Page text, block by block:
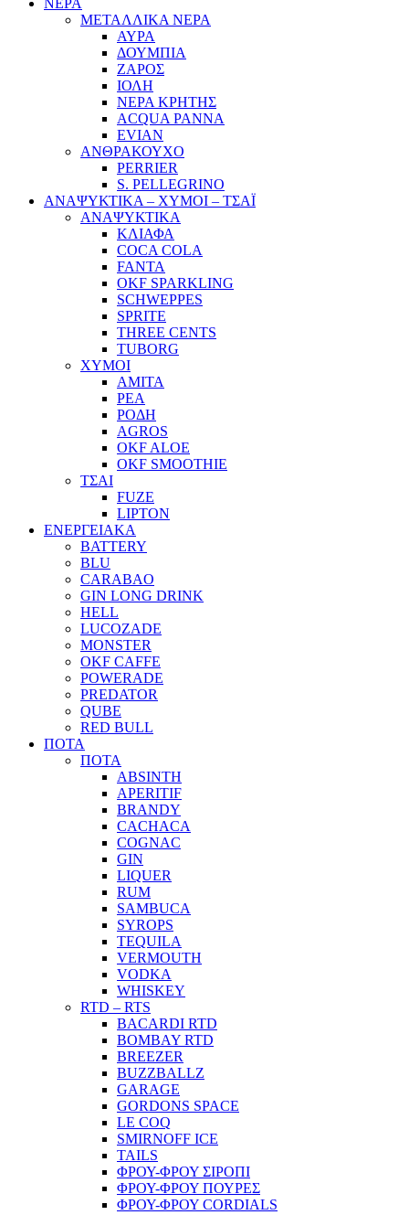
ΝΕΡΑ
ΜΕΤΑΛΛΙΚΑ ΝΕΡΑ
ΑΥΡΑ
ΔΟΥΜΠΙΑ
ΖΑΡΟΣ
ΙΟΛΗ
ΝΕΡΑ ΚΡΗΤΗΣ
ACQUA PANNA
EVIAN
ΑΝΘΡΑΚΟΥΧΟ
PERRIER
S. PELLEGRINO
ΑΝΑΨΥΚΤΙΚΑ – ΧΥΜΟΙ – ΤΣΑΪ
ΑΝΑΨΥΚΤΙΚΑ
ΚΛΙΑΦΑ
COCA COLA
FANTA
OKF SPARKLING
SCHWEPPES
SPRITE
THREE CENTS
TUBORG
ΧΥΜΟΙ
ΑΜΙΤΑ
ΡΕΑ
ΡΟΔΗ
AGROS
OKF ALOE
OKF SMOOTHIE
ΤΣΑΙ
FUZE
LIPTON
ΕΝΕΡΓΕΙΑΚΑ
BATTERY
BLU
CARABAO
GIN LONG DRINK
HELL
LUCOZADE
MONSTER
OKF CAFFE
POWERADE
PREDATOR
QUBE
RED BULL
ΠΟΤΑ
ΠΟΤΑ
ABSINTH
APERITIF
BRANDY
CACHACA
COGNAC
GIN
LIQUER
RUM
SAMBUCA
SYROPS
TEQUILA
VERMOUTH
VODKA
WHISKEY
RTD – RTS
BACARDI RTD
BOMBAY RTD
BREEZER
BUZZBALLZ
GARAGE
GORDONS SPACE
LE COQ
SMIRNOFF ICE
TAILS
ΦΡΟΥ-ΦΡΟΥ ΣΙΡΟΠΙ
ΦΡΟΥ-ΦΡΟΥ ΠΟΥΡΕΣ
ΦΡΟΥ-ΦΡΟΥ CORDIALS